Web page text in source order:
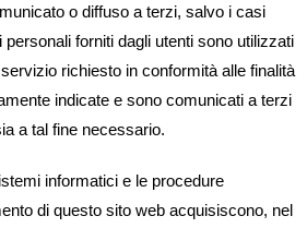
o diffuso a terzi, salvo i casi
personali forniti dagli utenti sono utilizzati
richiesto in conformità alle finalità
indicate e sono comunicati a terzi
a tal fine necessario.
informatici e le procedure
di questo sito web acquisiscono, nel